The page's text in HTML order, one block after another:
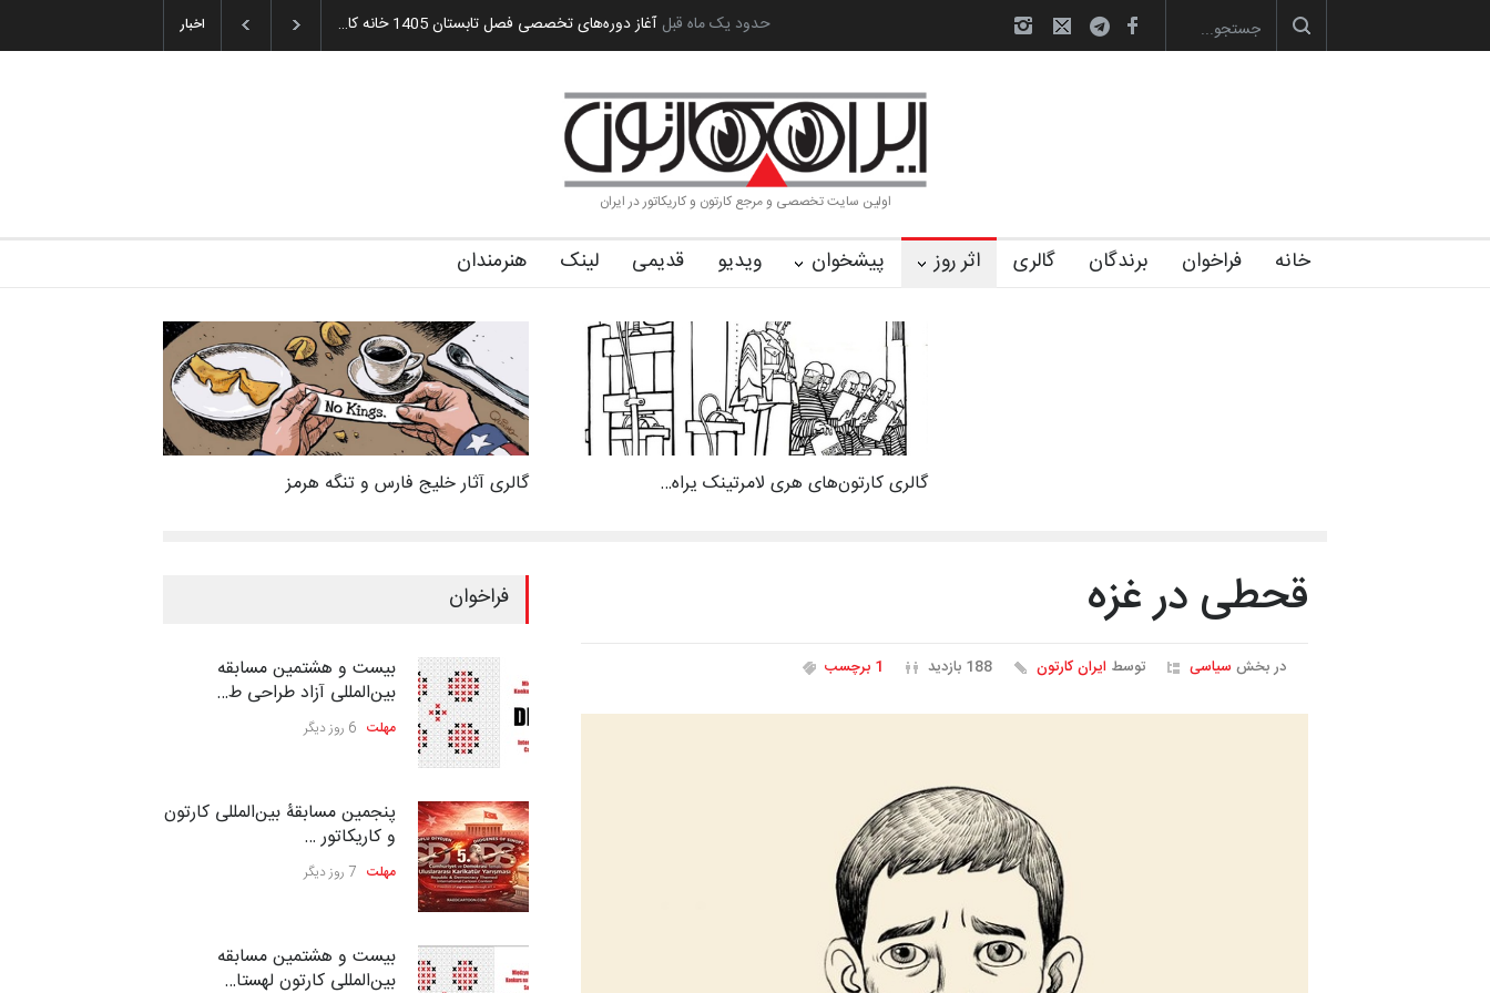
اخبار
آغاز دوره‌های تخصصی فصل تابستان 1405 خانه کا… گزارش تصویری آیین اختتامیه و اهدای جوایز سوم… به یاد اردوغان باشول (۱۹۳۶–۲۰۲۶) لیست شرکت کنندگان یازدهمین جشنواره بین‌المل… حدود یک ماه قبل
اولین سایت تخصصی و مرجع کارتون و کاریکاتور در ایران
خانه فراخوان برندگان گالری اثر روز پیشخوان ویدیو قدیمی لینک هنرمندان
گالری آثار خلیج فارس و تنگه هرمز گالری کارتون‌های هری لامرتینک یراه…
قحطی در غزه
در بخش سیاسی توسط ایران کارتون 188 بازدید 1 برچسب
فراخوان
بیست و هشتمین مسابقه
بین‌المللی آزاد طراحی ط…
مهلت 6 روز دیگر
پنجمین مسابقۀ بین‌المللی کارتون
و کاریکاتور …
مهلت 7 روز دیگر
بیست و هشتمین مسابقه
بین‌المللی کارتون لهستا…